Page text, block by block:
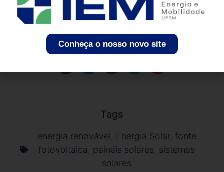
Fonte: Plano Decenal de Expansão de Energia 2019 –
Tags
energia renovável, Energia Solar, fonte
fotovoltaica, painéis solares, sistemas
solares
Conheça o nosso novo site